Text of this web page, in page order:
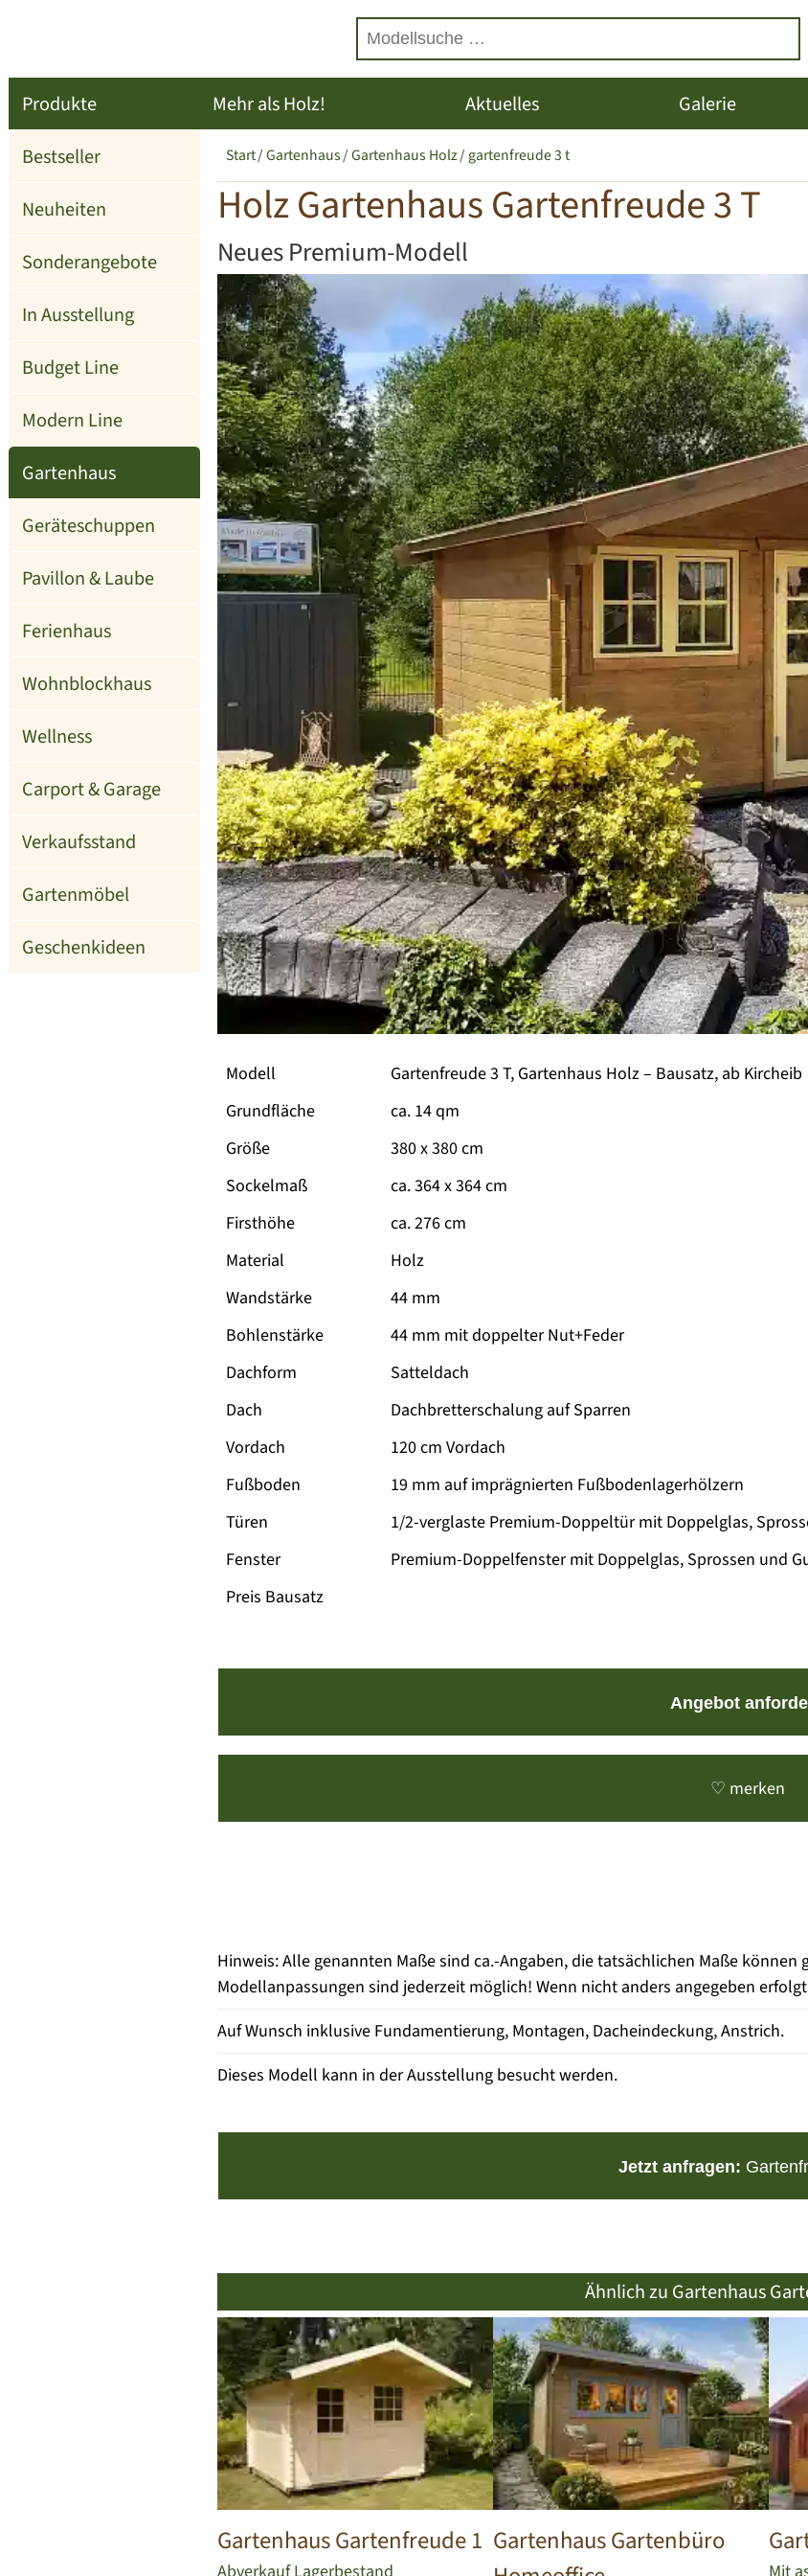
Produkte
Bestseller
Neuheiten
Sonderangebote
In Ausstellung
Budget Line
Modern Line
Gartenhaus
Geräteschuppen
Pavillon & Laube
Ferienhaus
Wohnblockhaus
Wellness
Carport & Garage
Verkaufsstand
Gartenmöbel
Geschenkideen
Mehr als Holz! Aktuelles Galerie
Start Gartenhaus Gartenhaus Holz gartenfreude 3 t
Holz Gartenhaus Gartenfreude 3 T
Neues Premium-Modell
Modell Gartenfreude 3 T, Gartenhaus Holz – Bausatz, ab Kircheib
Grundfläche
ca. 14 qm
Größe
380 x 380 cm
Sockelmaß
ca. 364 x 364 cm
Firsthöhe
ca. 276 cm
Material
Holz
Wandstärke
44 mm
Bohlenstärke
44 mm mit doppelter Nut+Feder
Dachform
Satteldach
Dach
Dachbretterschalung auf Sparren
Vordach
120 cm Vordach
Fußboden
19 mm auf imprägnierten Fußbodenlagerhölzern
Türen
1/2-verglaste Premium-Doppeltür mit Doppelglas,
Fenster
Premium-Doppelfenster mit Doppelglas, Sprossen und
Preis Bausatz
Angebot
♡ merken
Hinweis: Alle genannten Maße sind ca.-Angaben, die tatsächlichen Maße
Modellanpassungen sind jederzeit möglich! Wenn nicht anders angegeben
Auf Wunsch inklusive Fundamentierung, Montagen, Dacheindeckung, Anstrich.
Dieses Modell kann in der Ausstellung besucht werden.
Jetzt anfragen:
Ähnlich zu Gartenhaus
Gartenhaus Gartenfreude 1 Gartenhaus Gartenbüro